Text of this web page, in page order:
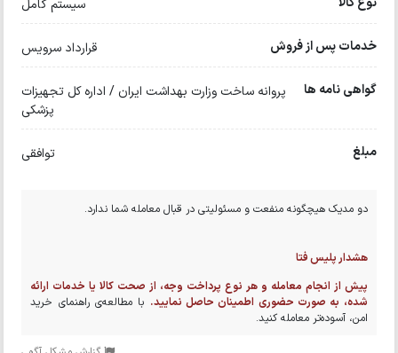
سیستم کامل
خدمات پس از فروش قرارداد سرویس
گواهی نامه ها
پروانه ساخت وزارت بهداشت ایران / اداره کل تجهیزات
پزشکی
مبلغ توافقی
دو مدیک هیچگونه منفعت و مسئولیتی در قبال معامله شما ندارد.
هشدار پلیس فتا
پیش از انجام معامله و هر نوع پرداخت وجه، از صحت کالا یا خدمات ارائه
شده، به صورت حضوری اطمینان حاصل نمایید. با مطالعه‌ی راهنمای خرید
امن، آسوده‌تر معامله کنید.